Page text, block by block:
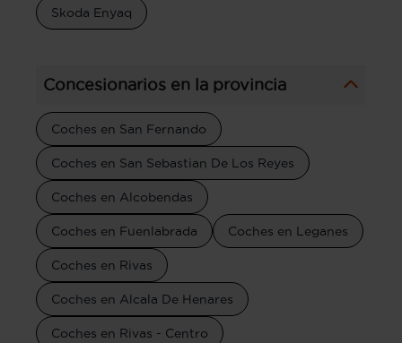
Skoda Enyaq
Concesionarios en la provincia
Coches en San Fernando
Coches en San Sebastian De Los Reyes
Coches en Alcobendas
Coches en Fuenlabrada Coches en Leganes
Coches en Rivas
Coches en Alcala De Henares
Coches en Rivas - Centro